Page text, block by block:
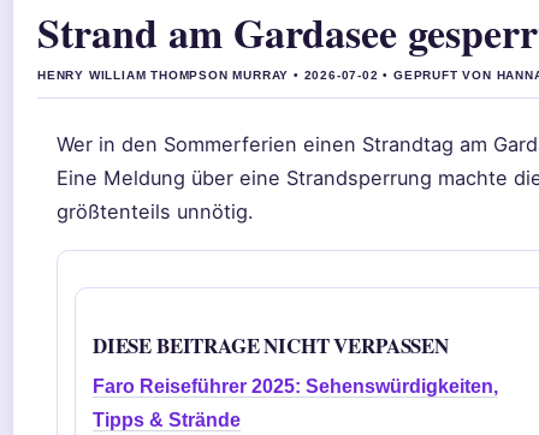
Strand am Gardasee
HENRY WILLIAM THOMPSON MURRAY • 2026-07-02 • GEPRUFT VON
Wer in den Sommerferien einen Strandtag am
Eine Meldung über eine Strandsperrung machte
größtenteils unnötig.
DIESE BEITRAGE NICHT VERPASSEN
Faro Reiseführer 2025: Sehenswürdigkeiten,
Tipps & Strände